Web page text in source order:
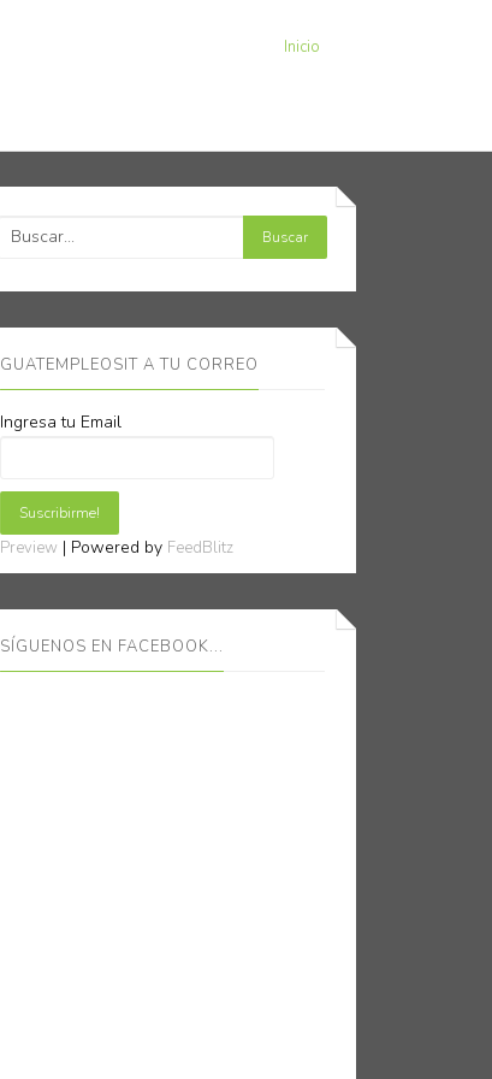
Inicio
GUATEMPLEOSIT A TU CORREO
Ingresa tu Email
Preview | Powered by FeedBlitz
SÍGUENOS EN FACEBOOK...